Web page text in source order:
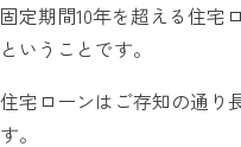
固定期間10年を超える住宅
ということです。
住宅ローンはご存知の通り
す。